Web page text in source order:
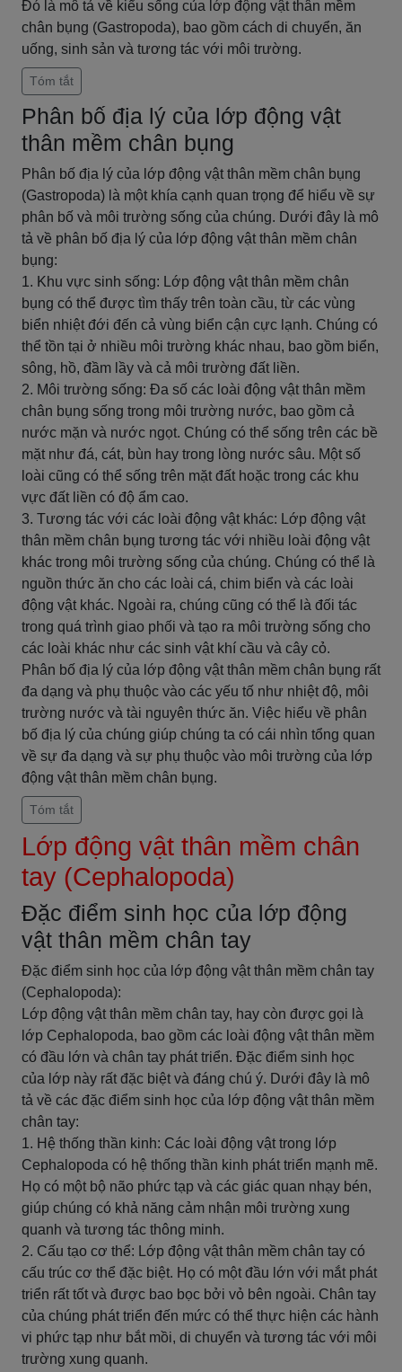
Đó là mô tả về kiểu sống của lớp động vật thân mềm
chân bụng (Gastropoda), bao gồm cách di chuyển, ăn
uống, sinh sản và tương tác với môi trường.
Tóm tắt
Phân bố địa lý của lớp động vật
thân mềm chân bụng
Phân bố địa lý của lớp động vật thân mềm chân bụng
(Gastropoda) là một khía cạnh quan trọng để hiểu về sự
phân bố và môi trường sống của chúng. Dưới đây là mô
tả về phân bố địa lý của lớp động vật thân mềm chân
bụng:
1. Khu vực sinh sống: Lớp động vật thân mềm chân
bụng có thể được tìm thấy trên toàn cầu, từ các vùng
biển nhiệt đới đến cả vùng biển cận cực lạnh. Chúng có
thể tồn tại ở nhiều môi trường khác nhau, bao gồm biển,
sông, hồ, đầm lầy và cả môi trường đất liền.
2. Môi trường sống: Đa số các loài động vật thân mềm
chân bụng sống trong môi trường nước, bao gồm cả
nước mặn và nước ngọt. Chúng có thể sống trên các bề
mặt như đá, cát, bùn hay trong lòng nước sâu. Một số
loài cũng có thể sống trên mặt đất hoặc trong các khu
vực đất liền có độ ẩm cao.
3. Tương tác với các loài động vật khác: Lớp động vật
thân mềm chân bụng tương tác với nhiều loài động vật
khác trong môi trường sống của chúng. Chúng có thể là
nguồn thức ăn cho các loài cá, chim biển và các loài
động vật khác. Ngoài ra, chúng cũng có thể là đối tác
trong quá trình giao phối và tạo ra môi trường sống cho
các loài khác như các sinh vật khí cầu và cây cỏ.
Phân bố địa lý của lớp động vật thân mềm chân bụng rất
đa dạng và phụ thuộc vào các yếu tố như nhiệt độ, môi
trường nước và tài nguyên thức ăn. Việc hiểu về phân
bố địa lý của chúng giúp chúng ta có cái nhìn tổng quan
về sự đa dạng và sự phụ thuộc vào môi trường của lớp
động vật thân mềm chân bụng.
Tóm tắt
Lớp động vật thân mềm chân
tay (Cephalopoda)
Đặc điểm sinh học của lớp động
vật thân mềm chân tay
Đặc điểm sinh học của lớp động vật thân mềm chân tay
(Cephalopoda):
Lớp động vật thân mềm chân tay, hay còn được gọi là
lớp Cephalopoda, bao gồm các loài động vật thân mềm
có đầu lớn và chân tay phát triển. Đặc điểm sinh học
của lớp này rất đặc biệt và đáng chú ý. Dưới đây là mô
tả về các đặc điểm sinh học của lớp động vật thân mềm
chân tay:
1. Hệ thống thần kinh: Các loài động vật trong lớp
Cephalopoda có hệ thống thần kinh phát triển mạnh mẽ.
Họ có một bộ não phức tạp và các giác quan nhạy bén,
giúp chúng có khả năng cảm nhận môi trường xung
quanh và tương tác thông minh.
2. Cấu tạo cơ thể: Lớp động vật thân mềm chân tay có
cấu trúc cơ thể đặc biệt. Họ có một đầu lớn với mắt phát
triển rất tốt và được bao bọc bởi vỏ bên ngoài. Chân tay
của chúng phát triển đến mức có thể thực hiện các hành
vi phức tạp như bắt mồi, di chuyển và tương tác với môi
trường xung quanh.